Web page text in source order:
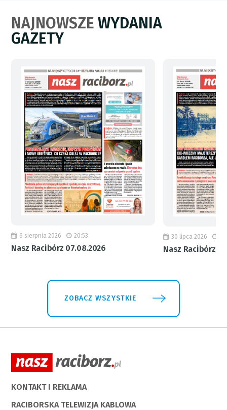
NAJNOWSZEWYDANIA
GAZETY
6 sierpnia 2026 20:53
Nasz Racibórz 07.08.2026
30 lipca 2026
Nasz Racibórz
ZOBACZ WSZYSTKIE
KONTAKT I REKLAMA
RACIBORSKA TELEWIZJA KABLOWA